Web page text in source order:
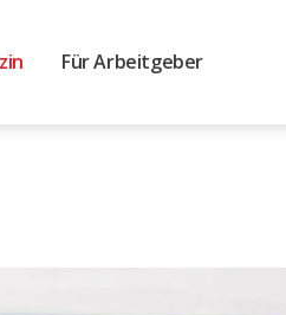
Für Arbeitgeber